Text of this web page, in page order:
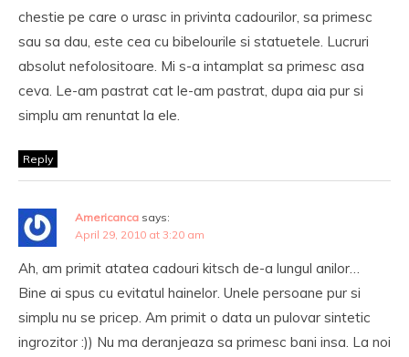
chestie pe care o urasc in privinta cadourilor, sa primesc
sau sa dau, este cea cu bibelourile si statuetele. Lucruri
absolut nefolositoare. Mi s-a intamplat sa primesc asa
ceva. Le-am pastrat cat le-am pastrat, dupa aia pur si
simplu am renuntat la ele.
Reply
Americanca says:
April 29, 2010 at 3:20 am
Ah, am primit atatea cadouri kitsch de-a lungul anilor…
Bine ai spus cu evitatul hainelor. Unele persoane pur si
simplu nu se pricep. Am primit o data un pulovar sintetic
ingrozitor :)) Nu ma deranjeaza sa primesc bani insa. La noi